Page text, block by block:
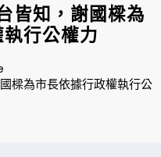
皆知，謝國樑為
行公權力
樑為市長依據行政權執行公